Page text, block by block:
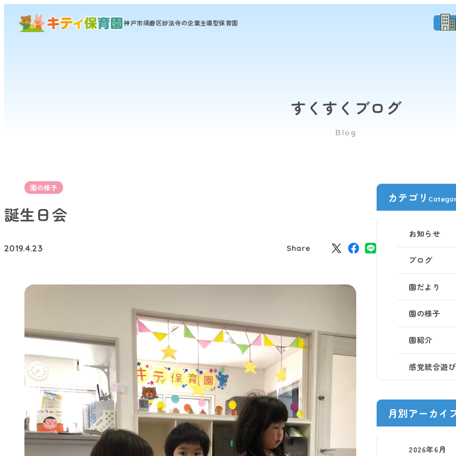
神戸市須磨区妙法寺の企業主導型保育園
すくすくブログ
Blog
園の様子
誕生日会
2019.4.23 Share
カテゴリ
お知らせ
ブログ
園だより
園の様子
園紹介
感覚統合遊び
月別アーカイ
2026年6月